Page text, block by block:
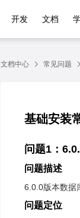
开发 文档
文档中心 常见问题
基础安装
问题1：
问题描述
6.0.0版本数据
问题定位